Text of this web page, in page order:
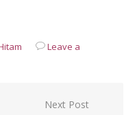
Leave a
Next Post